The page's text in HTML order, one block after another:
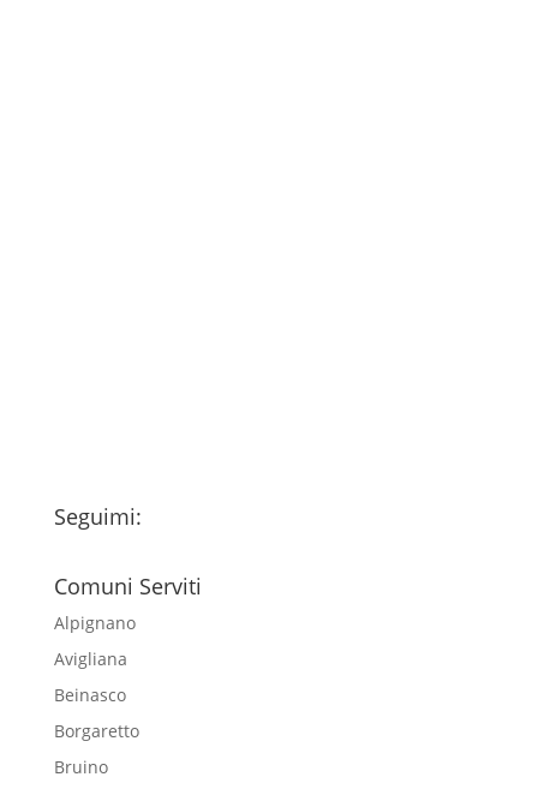
Seguimi:
Comuni Serviti
Alpignano
Avigliana
Beinasco
Borgaretto
Bruino